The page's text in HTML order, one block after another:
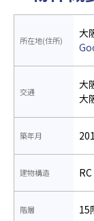
所在地(住所)
大
交通
大
大
築年月
建物構造
階層 15